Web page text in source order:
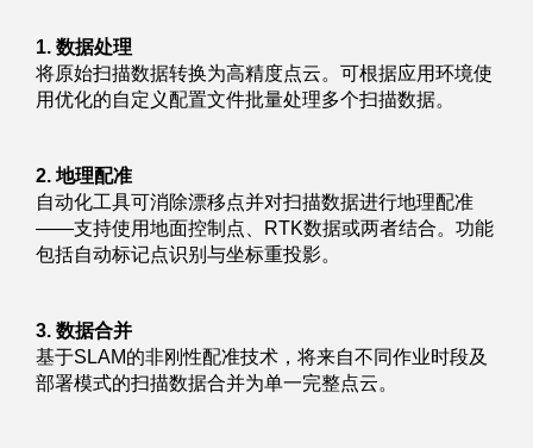
1. 数据处理
将原始扫描数据转换为高精度点云。可根据应用环境使
用优化的自定义配置文件批量处理多个扫描数据。
2. 地理配准
自动化工具可消除漂移点并对扫描数据进行地理配准
——支持使用地面控制点、RTK数据或两者结合。功能
包括自动标记点识别与坐标重投影。
3. 数据合并
基于SLAM的非刚性配准技术，将来自不同作业时段及
部署模式的扫描数据合并为单一完整点云。